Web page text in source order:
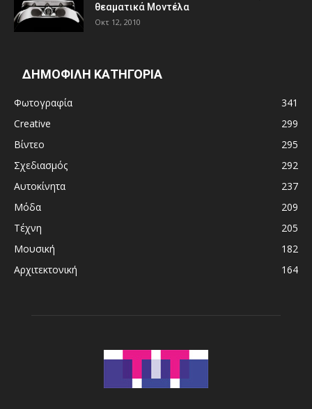
θεαματικά Μοντέλα
Οκτ 12, 2010
ΔΗΜΟΦΙΛΗ ΚΑΤΗΓΟΡΙΑ
Φωτογραφία
341
Creative
299
Βίντεο
295
Σχεδιασμός
292
Αυτοκίνητα
237
Μόδα
209
Τέχνη
205
Μουσική
182
Αρχιτεκτονική
164